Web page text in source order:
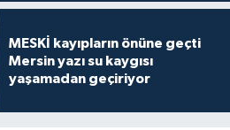
MESKİ kayıpların önüne geçti
Mersin yazı su kaygısı
yaşamadan geçiriyor